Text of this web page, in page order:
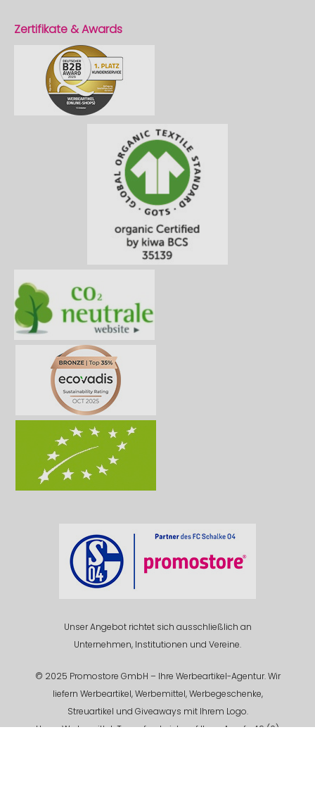
Zertifikate & Awards
Unser Angebot richtet sich ausschließlich an
Unternehmen, Institutionen und Vereine.
© 2025 Promostore GmbH – Ihre Werbeartikel-Agentur. Wir
liefern Werbeartikel, Werbemittel, Werbegeschenke,
Streuartikel und Giveaways mit Ihrem Logo.
Unser Werbemittel-Team freut sich auf Ihren Anruf +49 (0)